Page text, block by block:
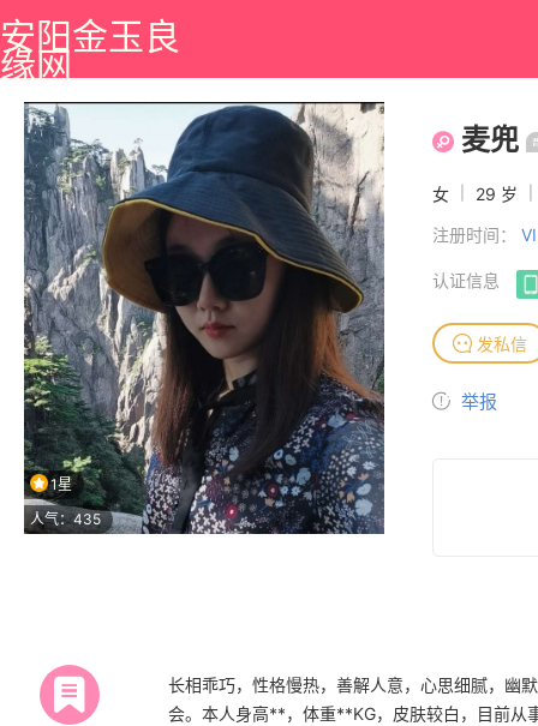
安阳金玉良
缘网
1星
人气：435
麦兜
女 29 岁
注册时间：
认证信息
发私信
举报
长相乖巧，性格慢热，善解人意，心思细腻，幽
会。本人身高**，体重**KG，皮肤较白，目前从